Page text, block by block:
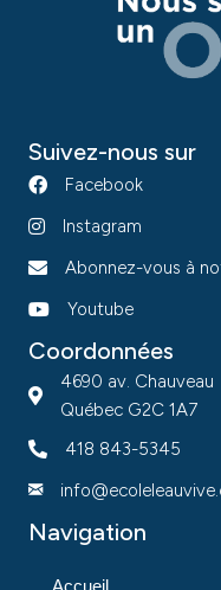
Suivez-nous sur
Facebook
Instagram
Abonnez-vous à
Youtube
Coordonnées
4690 av. Chauveau
Québec G2C 1A7
418 843-5345
Navigation
Accueil